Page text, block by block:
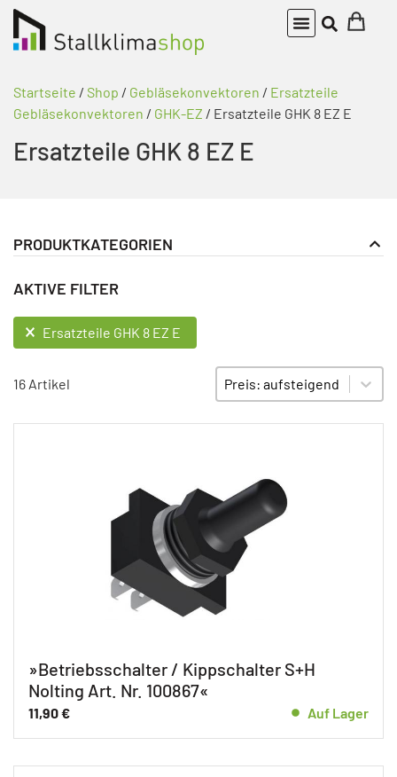
Startseite / Shop / Gebläsekonvektoren / Ersatzteile
Gebläsekonvektoren / GHK-EZ / Ersatzteile GHK 8 EZ E
Ersatzteile GHK 8 EZ E
PRODUKTKATEGORIEN
Gebläsekonvektoren
Ersatzteile Gebläsekonvektoren
GHK
Ersatzteile GHK 15 EZ E
Ersatzteile GHK 25 EZ F
Ersatzteile GHK 40 EZ E
Ersatzteile GHK 40 EZ F
Ersatzteile GHK 8 EZ E
Ersatzteile GHK 8 EZ F
AKTIVE FILTER
AKTIVE FILTER
Ersatzteile GHK 8 EZ E
16 Artikel SORTIEREN
Sort content
»Betriebsschalter / Kippschalter S+H
Nolting Art. Nr. 100867«
11,90€ Auf Lager